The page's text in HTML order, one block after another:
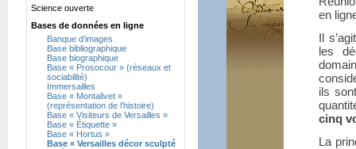
en
Il
les
ils
cinq
La
Science ouverte
Bases de données en ligne
Banque d’images
Base bibliographique
Base biographique
Base « Prosocour » (réseaux et
sociabilité)
Immersailles
Base « Montalivet »
(représentation de l’histoire)
Base « Visiteurs de Versailles »
Base « Étiquette »
Base « Hortus »
Base « Versailles décor sculpté